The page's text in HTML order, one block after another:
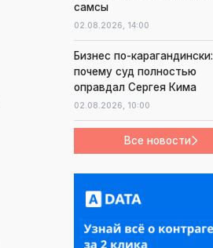
самсы
02.08.2026, 14:00
Бизнес по-карагандински:
почему суд полностью
оправдал Сергея Кима
02.08.2026, 10:00
Все новости